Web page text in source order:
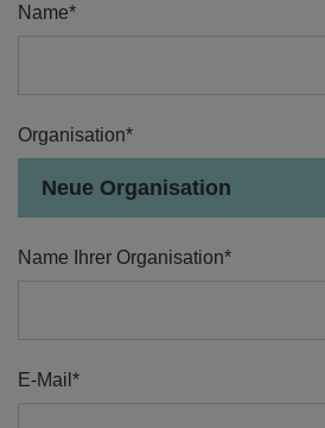
Name*
Organisation*
Neue Organisation
Name Ihrer Organisation*
E-Mail*